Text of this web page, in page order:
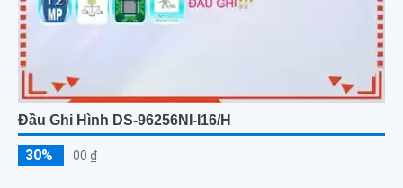
Đầu Ghi Hình DS-96256NI-I16/H
30% 00 ₫